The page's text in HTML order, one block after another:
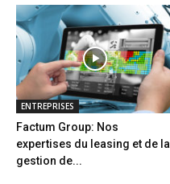
ENTREPRISES
Factum Group: Nos
expertises du leasing et de la
gestion de...